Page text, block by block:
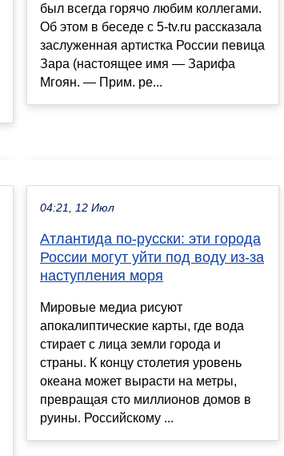
был всегда горячо любим коллегами.
Об этом в беседе с 5-tv.ru рассказала
заслуженная артистка России певица
Зара (настоящее имя — Зарифа
Мгоян. — Прим. ре...
04:21, 12 Июл
Атлантида по-русски: эти города
России могут уйти под воду из-за
наступления моря
Мировые медиа рисуют
апокалиптические карты, где вода
стирает с лица земли города и
страны. К концу столетия уровень
океана может вырасти на метры,
превращая сто миллионов домов в
руины. Российскому ...